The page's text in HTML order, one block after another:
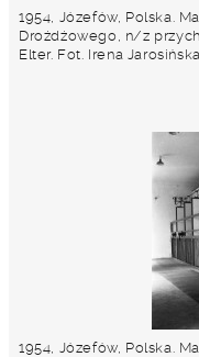
1954, Józefów, Polska.
Drożdżowego, n/z
Elter. Fot. Irena
1954, Józefów, Polska.